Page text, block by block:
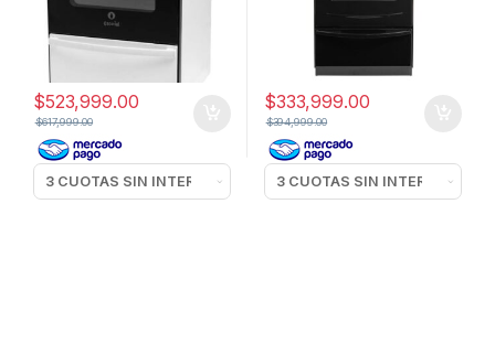
$523,999.00
$617,999.00
$333,999.00
$394,999.00